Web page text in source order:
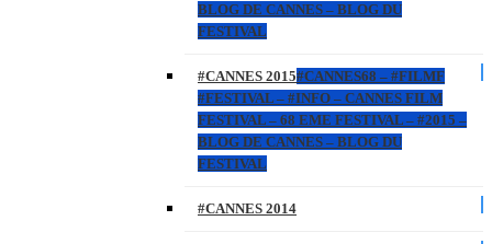
BLOG DE CANNES – BLOG DU
FESTIVAL
#CANNES 2015#CANNES68 – #FILMF
#FESTIVAL – #INFO – CANNES FILM
FESTIVAL – 68 EME FESTIVAL – #2015 –
BLOG DE CANNES – BLOG DU
FESTIVAL
#CANNES 2014